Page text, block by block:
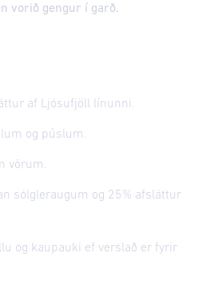
vorið gengur í garð.
af Ljósufjöll línunni.
og púslum.
vörum.
sólgleraugum og 25% afsláttur
og kaupauki ef verslað er fyrir